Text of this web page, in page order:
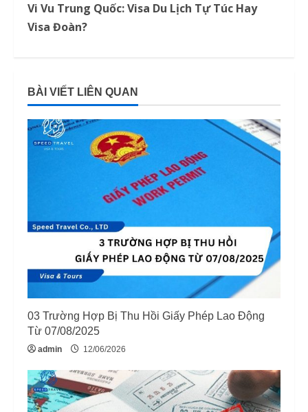
t
u
e
a
i
n
g
Vi Vu Trung Quốc: Visa Du Lịch Tự Túc Hay
Visa Đoàn?
BÀI VIẾT LIÊN QUAN
03 Trường Hợp Bị Thu Hồi Giấy Phép Lao Động
Từ 07/08/2025
admin 12/06/2026